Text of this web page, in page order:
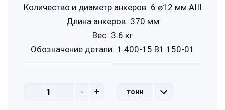
- + тонн
Количество и диаметр анкеров: 6 ⌀12 мм АIII
Длина анкеров: 370 мм
Вес: 3.6 кг
Обозначение детали: 1.400-15.B1.150-01